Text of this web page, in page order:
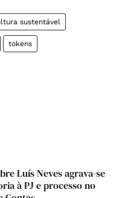
sustentável
tokens
Luís Neves agrava-se
à PJ e processo no